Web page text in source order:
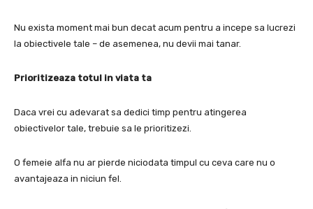
Nu exista moment mai bun decat acum pentru a incepe sa lucrezi
la obiectivele tale – de asemenea, nu devii mai tanar.
Prioritizeaza totul in viata ta
Daca vrei cu adevarat sa dedici timp pentru atingerea
obiectivelor tale, trebuie sa le prioritizezi.
O femeie alfa nu ar pierde niciodata timpul cu ceva care nu o
avantajeaza in niciun fel.